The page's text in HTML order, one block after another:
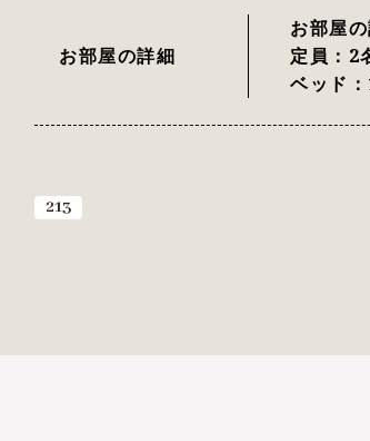
お部屋の詳細
お部屋
定員：2
ベッド
213